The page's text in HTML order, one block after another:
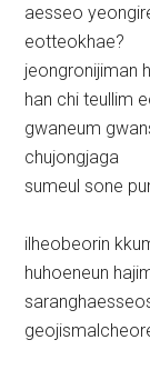
aesseo
eotteokhae?
jeongronijiman
han chi teullim
gwaneum
chujongjaga
sumeul sone
ilheobeorin
huhoeneun